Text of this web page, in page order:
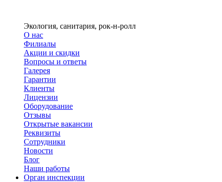
Экология, санитария, рок-н-ролл
О нас
Филиалы
Акции и скидки
Вопросы и ответы
Галерея
Гарантии
Клиенты
Лицензии
Оборудование
Отзывы
Открытые вакансии
Реквизиты
Сотрудники
Новости
Блог
Наши работы
Орган инспекции